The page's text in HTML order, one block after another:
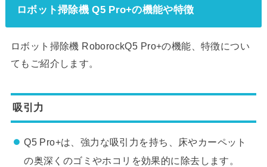
ロボット掃除機 Q5 Pro+の機能や特徴
ロボット掃除機 RoborockQ5 Pro+の機能、特徴につい
てもご紹介します。
吸引力
Q5 Pro+は、強力な吸引力を持ち、床やカーペット
の奥深くのゴミやホコリを効果的に除去します。